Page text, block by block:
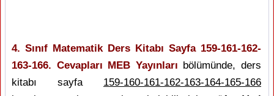
4. Sınıf Matematik Ders Kitabı Sayfa 159-161-162-
163-166. Cevapları MEB Yayınları bölümünde, ders
kitabı sayfa 159-160-161-162-163-164-165-166